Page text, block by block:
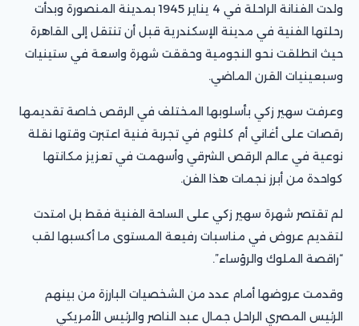
ولدت الفنانة الراحلة في 4 يناير 1945 بمدينة المنصورة وبدأت
رحلتها الفنية في مدينة الإسكندرية قبل أن تنتقل إلى القاهرة
حيث انطلقت نحو النجومية وحققت شهرة واسعة في ستينيات
وسبعينيات القرن الماضي.
وعرفت سهير زكي بأسلوبها المختلف في الرقص خاصة تقديمها
رقصات على أغاني أم كلثوم في تجربة فنية اعتبرت وقتها نقلة
نوعية في عالم الرقص الشرقي وأسهمت في تعزيز مكانتها
كواحدة من أبرز نجمات هذا الفن.
لم تقتصر شهرة سهير زكي على الساحة الفنية فقط بل امتدت
لتقديم عروض في مناسبات رفيعة المستوى ما أكسبها لقب
“راقصة الملوك والرؤساء”.
وقدمت عروضها أمام عدد من الشخصيات البارزة من بينهم
الرئيس المصري الراحل جمال عبد الناصر والرئيس الأمريكي